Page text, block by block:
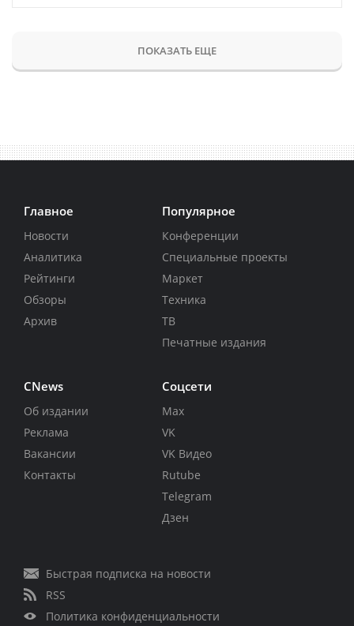
ПОКАЗАТЬ ЕЩЕ
Главное
Новости
Аналитика
Рейтинги
Обзоры
Архив
Популярное
Конференции
Специальные проекты
Маркет
Техника
ТВ
Печатные издания
CNews
Об издании
Реклама
Вакансии
Контакты
Соцсети
Max
VK
VK Видео
Rutube
Telegram
Дзен
Быстрая подписка на новости
RSS
Политика конфиденциальности